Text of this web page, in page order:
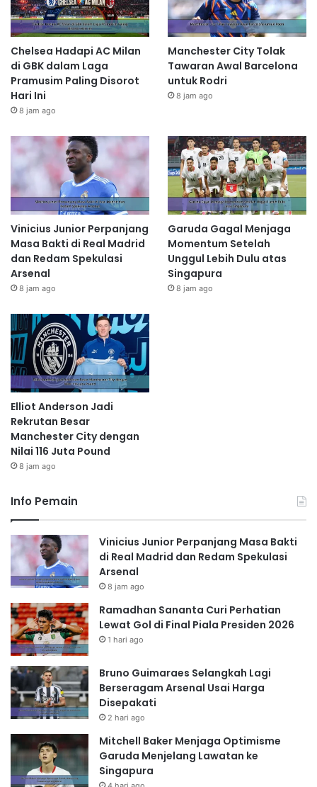
Chelsea Hadapi AC Milan
di GBK dalam Laga
Pramusim Paling Disorot
Hari Ini
8 jam ago
Manchester City Tolak
Tawaran Awal Barcelona
untuk Rodri
8 jam ago
Vinicius Junior Perpanjang
Masa Bakti di Real Madrid
dan Redam Spekulasi
Arsenal
8 jam ago
Garuda Gagal Menjaga
Momentum Setelah
Unggul Lebih Dulu atas
Singapura
8 jam ago
Elliot Anderson Jadi
Rekrutan Besar
Manchester City dengan
Nilai 116 Juta Pound
8 jam ago
Info Pemain
Vinicius Junior Perpanjang Masa Bakti
di Real Madrid dan Redam Spekulasi
Arsenal
8 jam ago
Ramadhan Sananta Curi Perhatian
Lewat Gol di Final Piala Presiden 2026
1 hari ago
Bruno Guimaraes Selangkah Lagi
Berseragam Arsenal Usai Harga
Disepakati
2 hari ago
Mitchell Baker Menjaga Optimisme
Garuda Menjelang Lawatan ke
Singapura